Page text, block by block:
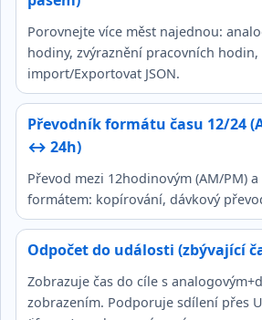
Porovnejte více měst najednou:
hodiny, zvýraznění pracovních hodin,
import/Exportovat JSON.
Převodník formátu času 12/24
↔ 24h)
Převod mezi 12hodinovým (AM/PM)
formátem: kopírování, dávkový
Odpočet do události (zbývající
Zobrazuje čas do cíle s
zobrazením. Podporuje sdílení přes